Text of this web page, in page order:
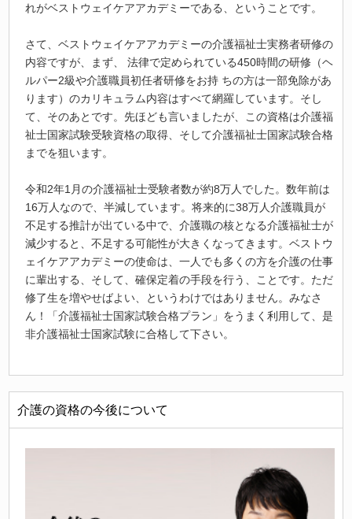
れがベストウェイケアアカデミーである、ということです。
さて、ベストウェイケアアカデミーの介護福祉士実務者研修の
内容ですが、まず、 法律で定められている450時間の研修（ヘ
ルパー2級や介護職員初任者研修をお持 ちの方は一部免除があ
ります）のカリキュラム内容はすべて網羅しています。そし
て、そのあとです。先ほども言いましたが、この資格は介護福
祉士国家試験受験資格の取得、そして介護福祉士国家試験合格
までを狙います。
令和2年1月の介護福祉士受験者数が約8万人でした。数年前は
16万人なので、半減しています。将来的に38万人介護職員が
不足する推計が出ている中で、介護職の核となる介護福祉士が
減少すると、不足する可能性が大きくなってきます。ベストウ
ェイケアアカデミーの使命は、一人でも多くの方を介護の仕事
に輩出する、そして、確保定着の手段を行う、ことです。ただ
修了生を増やせばよい、というわけではありません。みなさ
ん！「介護福祉士国家試験合格プラン」をうまく利用して、是
非介護福祉士国家試験に合格して下さい。
介護の資格の今後について